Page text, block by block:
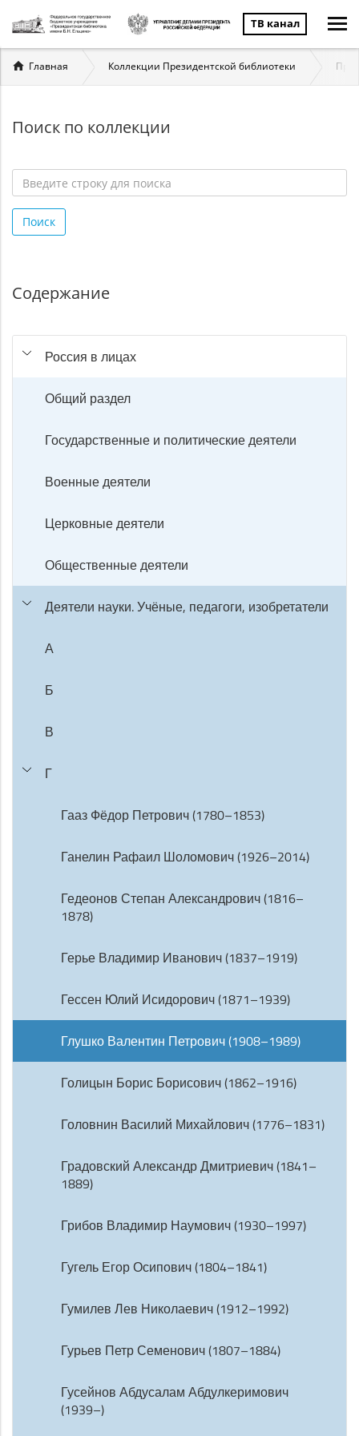
ТВ канал
Вы
здесь
Главная Коллекции Президентской библиотеки
Поиск по коллекции
строку
для
Поиск
Содержание
Россия в лицах
Общий раздел
Государственные и политические деятели
Военные деятели
Церковные деятели
Общественные деятели
Деятели науки. Учёные, педагоги, изобретатели
А
Б
В
Г
Гааз Фёдор Петрович (1780–1853)
Ганелин Рафаил Шоломович (1926–2014)
Гедеонов Степан Александрович (1816–
1878)
Герье Владимир Иванович (1837–1919)
Гессен Юлий Исидорович (1871–1939)
Глушко Валентин Петрович (1908–1989)
Голицын Борис Борисович (1862–1916)
Головнин Василий Михайлович (1776–1831)
Градовский Александр Дмитриевич (1841–
1889)
Грибов Владимир Наумович (1930–1997)
Гугель Егор Осипович (1804–1841)
Гумилев Лев Николаевич (1912–1992)
Гурьев Петр Семенович (1807–1884)
Гусейнов Абдусалам Абдулкеримович
(1939–)